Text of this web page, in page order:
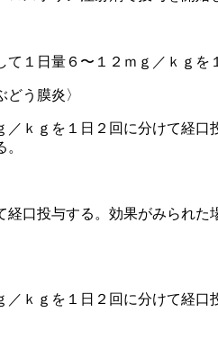
１日量６〜１２ｍｇ／ｋｇ
う膜炎〉
ｋｇを１日２回に分けて経
口投与する。効果がみられ
ｋｇを１日２回に分けて経口